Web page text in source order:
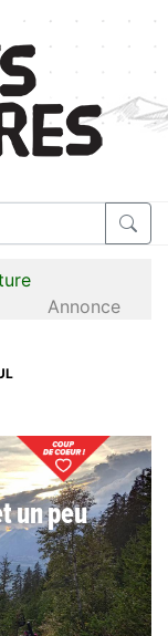
Annonce
un peu